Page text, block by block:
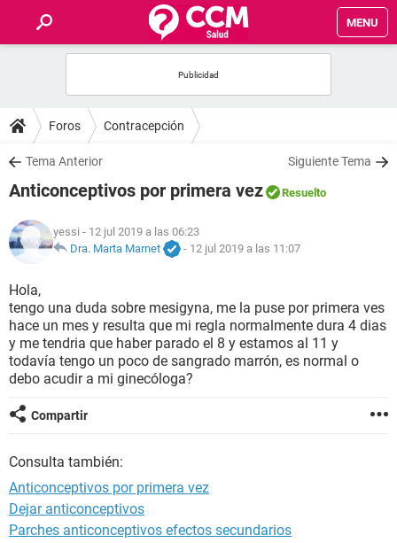
MENU
FOROS
SALUD
NUTRICIÓN
BIENESTAR
SEXUALIDAD
GLOSARIO
Foros Contracepción
Tema Anterior Siguiente Tema
Anticonceptivos por primera vez Resuelto
yessi - 12 jul 2019 a las 06:23
Dra. Marta Marnet
- 12 jul 2019 a las 11:07
Hola,
tengo una duda sobre mesigyna, me la puse por primera ves
hace un mes y resulta que mi regla normalmente dura 4 dias
y me tendria que haber parado el 8 y estamos al 11 y
todavía tengo un poco de sangrado marrón, es normal o
debo acudir a mi ginecóloga?
Compartir
Consulta también:
Anticonceptivos por primera vez
Dejar anticonceptivos
Parches anticonceptivos efectos secundarios